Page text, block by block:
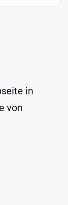
in
von